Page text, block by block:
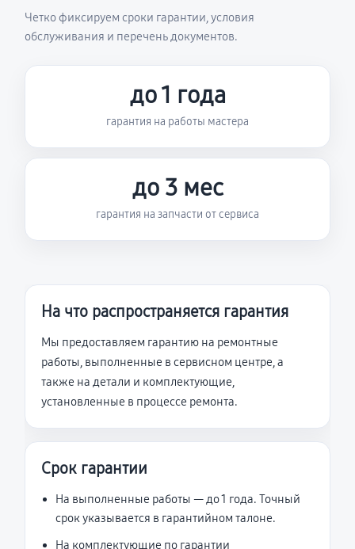
Четко фиксируем сроки гарантии, условия
обслуживания и перечень документов.
до 1 года
гарантия на работы мастера
до 3 мес
гарантия на запчасти от сервиса
На что распространяется гарантия
Мы предоставляем гарантию на ремонтные
работы, выполненные в сервисном центре, а
также на детали и комплектующие,
установленные в процессе ремонта.
Срок гарантии
На выполненные работы — до 1 года. Точный
срок указывается в гарантийном талоне.
На комплектующие по гарантии